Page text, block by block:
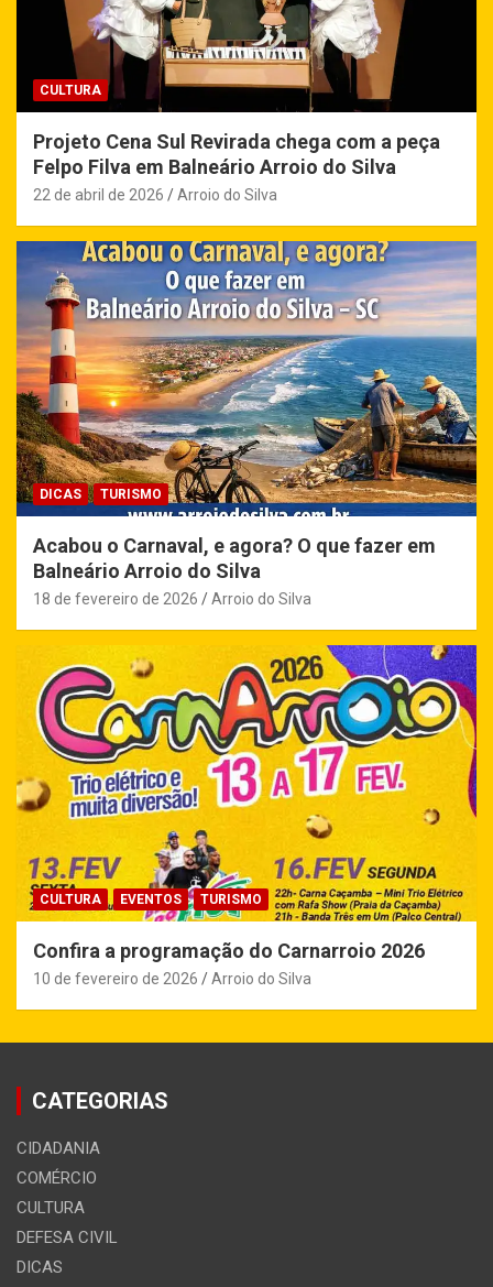
CULTURA
Projeto Cena Sul Revirada chega com a peça
Felpo Filva em Balneário Arroio do Silva
22 de abril de 2026 Arroio do Silva
DICAS TURISMO
Acabou o Carnaval, e agora? O que fazer em
Balneário Arroio do Silva
18 de fevereiro de 2026 Arroio do Silva
CULTURA EVENTOS TURISMO
Confira a programação do Carnarroio 2026
10 de fevereiro de 2026 Arroio do Silva
CATEGORIAS
CIDADANIA
COMÉRCIO
CULTURA
DEFESA CIVIL
DICAS